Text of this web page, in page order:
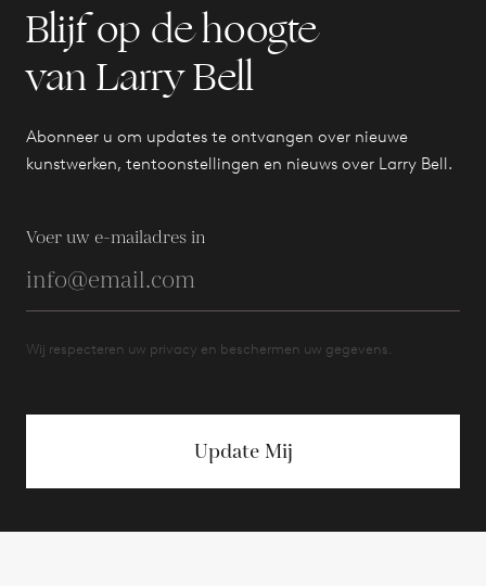
Blijf op de hoogte
van Larry Bell
Abonneer u om updates te ontvangen over nieuwe
kunstwerken, tentoonstellingen en nieuws over Larry Bell.
Voer uw e-mailadres in
Wij respecteren uw privacy en beschermen uw gegevens.
Update Mij